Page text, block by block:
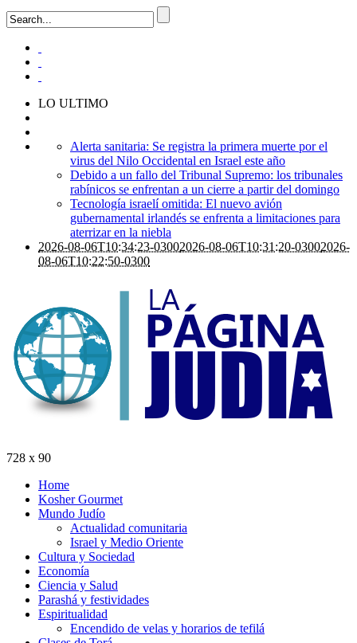
LO ULTIMO
Alerta sanitaria: Se registra la primera muerte por el
virus del Nilo Occidental en Israel este año
Debido a un fallo del Tribunal Supremo: los tribunales
rabínicos se enfrentan a un cierre a partir del domingo
Tecnología israelí omitida: El nuevo avión
gubernamental irlandés se enfrenta a limitaciones para
aterrizar en la niebla
2026-08-06T10:34:23-03002026-08-06T10:31:20-03002026-
08-06T10:22:50-0300
728 x 90
Home
Kosher Gourmet
Mundo Judío
Actualidad comunitaria
Israel y Medio Oriente
Cultura y Sociedad
Economía
Ciencia y Salud
Parashá y festividades
Espiritualidad
Encendido de velas y horarios de tefilá